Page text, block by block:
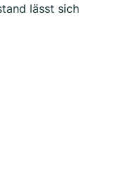
lässt sich